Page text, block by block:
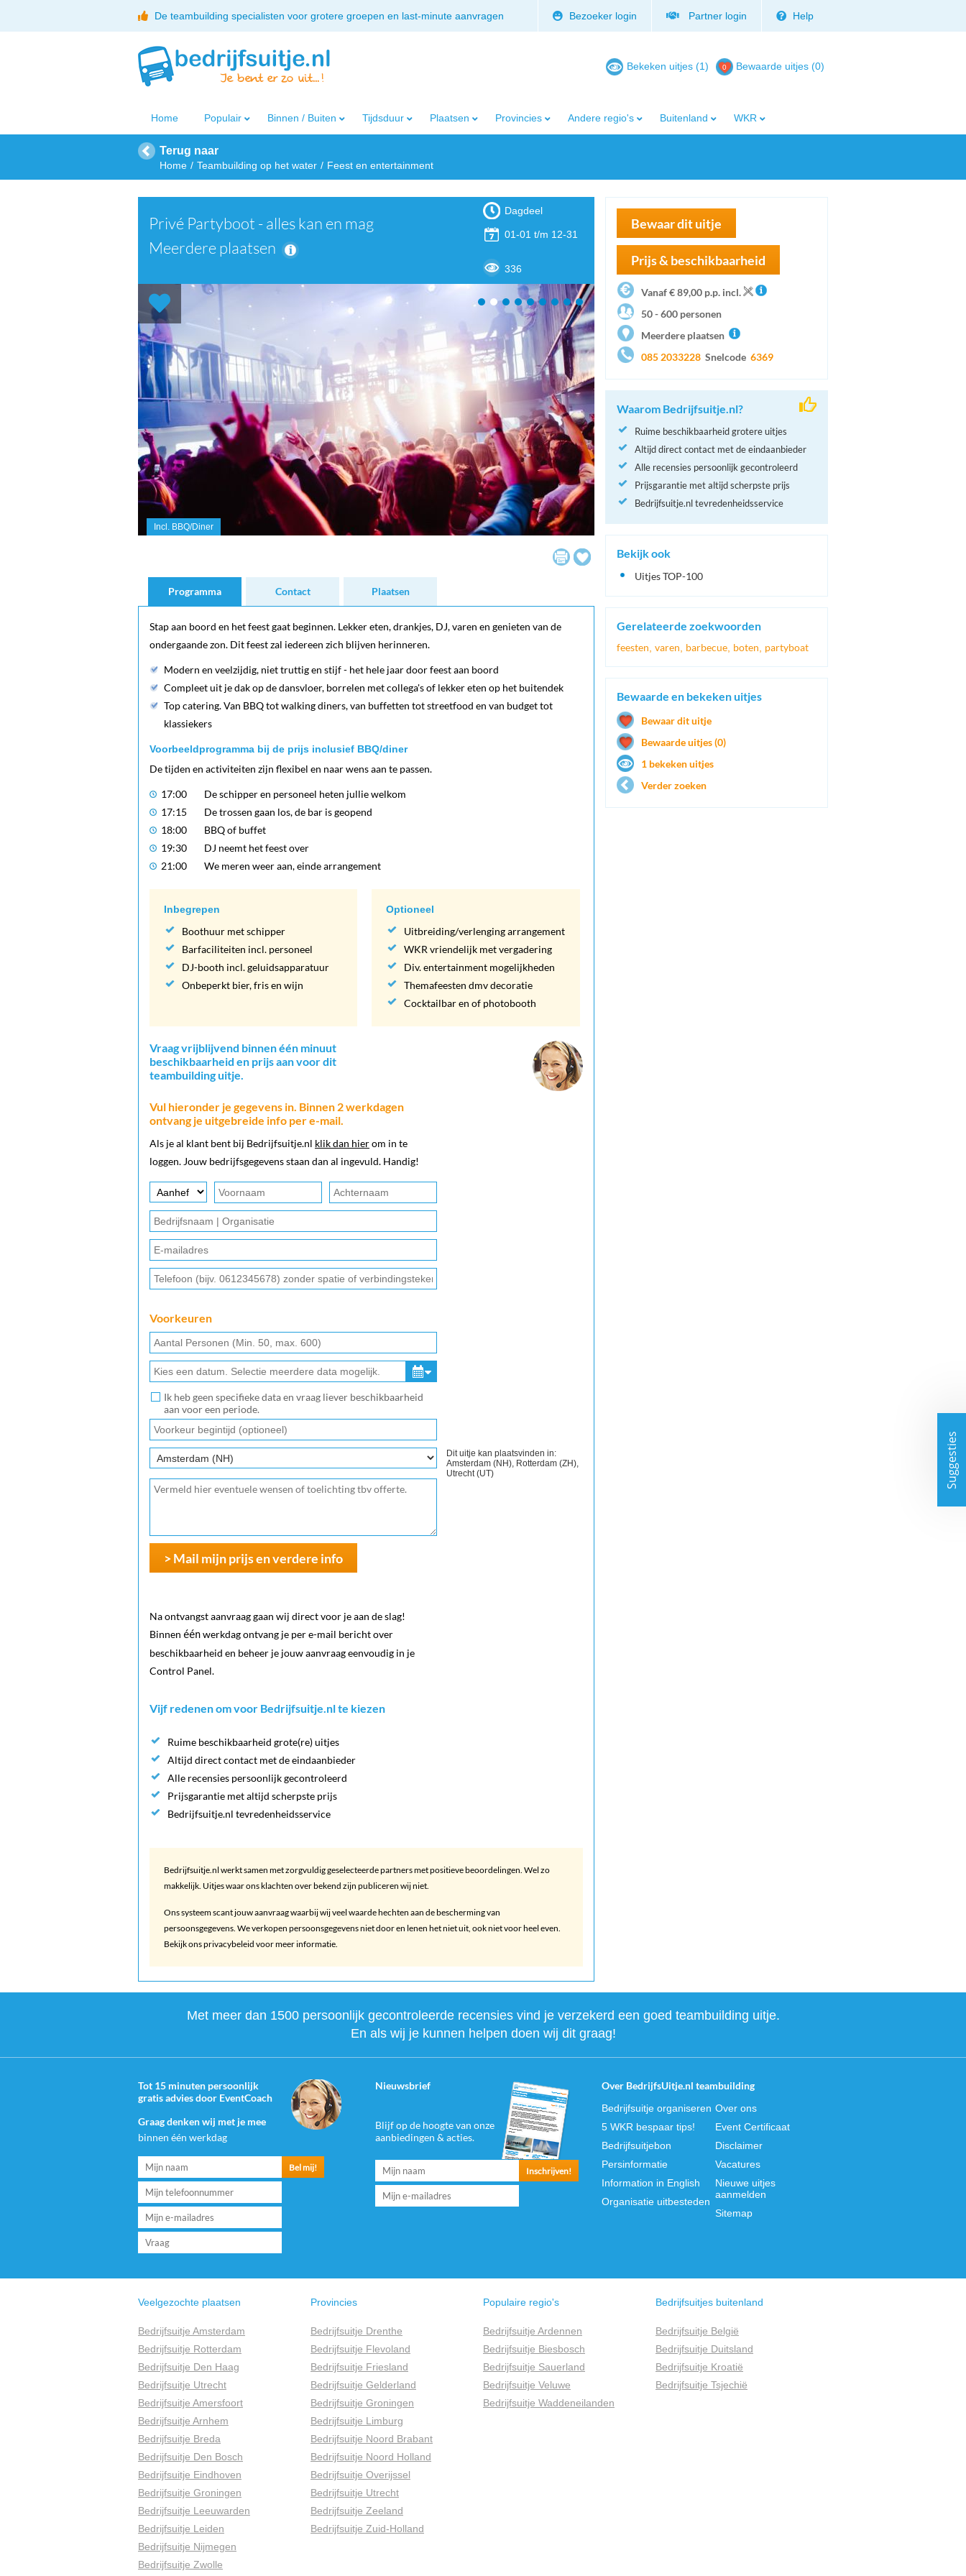
De teambuilding specialisten voor grotere groepen en last-minute aanvragen Bezoeker login Partner login Help
Bekeken uitjes (1) Bewaarde uitjes (0)
Home Populair Binnen / Buiten Tijdsduur Plaatsen Provincies Andere regio's Buitenland WKR
Terug naar
Home Teambuilding op het water Feest en entertainment
Dagdeel
01-01 t/m 12-31
336
Privé Partyboot - alles kan en mag
Meerdere plaatsen
Incl. BBQ/Diner
Programma Contact Plaatsen
Stap aan boord en het feest gaat beginnen. Lekker eten, drankjes, DJ, varen en genieten van de
ondergaande zon. Dit feest zal iedereen zich blijven herinneren.
Modern en veelzijdig, niet truttig en stijf - het hele jaar door feest aan boord
Compleet uit je dak op de dansvloer, borrelen met collega's of lekker eten op het buitendek
Top catering. Van BBQ tot walking diners, van buffetten tot streetfood en van budget tot
klassiekers
Voorbeeldprogramma bij de prijs inclusief BBQ/diner
De tijden en activiteiten zijn flexibel en naar wens aan te passen.
17:00
De schipper en personeel heten jullie welkom
17:15
De trossen gaan los, de bar is geopend
18:00
BBQ of buffet
19:30
DJ neemt het feest over
21:00
We meren weer aan, einde arrangement
Inbegrepen
Boothuur met schipper
Barfaciliteiten incl. personeel
DJ-booth incl. geluidsapparatuur
Onbeperkt bier, fris en wijn
Optioneel
Uitbreiding/verlenging arrangement
WKR vriendelijk met vergadering
Div. entertainment mogelijkheden
Themafeesten dmv decoratie
Cocktailbar en of photobooth
Vraag vrijblijvend binnen één minuut
beschikbaarheid en prijs aan voor dit
teambuilding uitje.
Vul hieronder je gegevens in. Binnen 2 werkdagen
ontvang je uitgebreide info per e-mail.
Als je al klant bent bij Bedrijfsuitje.nl klik dan hierom in te
loggen. Jouw bedrijfsgegevens staan dan al ingevuld. Handig!
Voorkeuren
Ik heb geen specifieke data en vraag liever beschikbaarheid
aan voor een periode.
Dit uitje kan plaatsvinden in:
Amsterdam (NH), Rotterdam (ZH),
Utrecht (UT)
> Mail mijn prijs en verdere info
Na ontvangst aanvraag gaan wij direct voor je aan de slag!
Binnen éénwerkdag ontvang je per e-mail bericht over
beschikbaarheid en beheer je jouw aanvraag eenvoudig in je
Control Panel.
Vijf redenen om voor Bedrijfsuitje.nl te kiezen
Ruime beschikbaarheid grote(re) uitjes
Altijd direct contact met de eindaanbieder
Alle recensies persoonlijk gecontroleerd
Prijsgarantie met altijd scherpste prijs
Bedrijfsuitje.nl tevredenheidsservice
Bedrijfsuitje.nl werkt samen met zorgvuldig geselecteerde partners met positieve beoordelingen. Wel zo
makkelijk. Uitjes waar ons klachten over bekend zijn publiceren wij niet.
Ons systeem scant jouw aanvraag waarbij wij veel waarde hechten aan de bescherming van
persoonsgegevens. We verkopen persoonsgegevens niet door en lenen het niet uit, ook niet voor heel even.
Bekijk ons privacybeleid voor meer informatie.
Bewaar dit uitje
Prijs & beschikbaarheid
Vanaf € 89,00 p.p. incl.
50 - 600 personen
Meerdere plaatsen
085 2033228 Snelcode 6369
Waarom Bedrijfsuitje.nl?
Ruime beschikbaarheid grotere uitjes
Altijd direct contact met de eindaanbieder
Alle recensies persoonlijk gecontroleerd
Prijsgarantie met altijd scherpste prijs
Bedrijfsuitje.nl tevredenheidsservice
Bekijk ook
Uitjes TOP-100
Gerelateerde zoekwoorden
feesten varen barbecue boten partyboat
Bewaarde en bekeken uitjes
Bewaar dit uitje
Bewaarde uitjes (0)
1 bekeken uitjes
Verder zoeken
Met meer dan 1500 persoonlijk gecontroleerde recensies vind je verzekerd een goed teambuilding uitje.
En als wij je kunnen helpen doen wij dit graag!
Tot 15 minuten persoonlijk
gratis advies door EventCoach
Graag denken wij met je mee
binnen één werkdag
Nieuwsbrief
Blijf op de hoogte van onze
aanbiedingen & acties.
Over BedrijfsUitje.nl teambuilding
Bedrijfsuitje organiseren
5 WKR bespaar tips!
Bedrijfsuitjebon
Persinformatie
Information in English
Organisatie uitbesteden
Over ons
Event Certificaat
Disclaimer
Vacatures
Nieuwe uitjes
aanmelden
Sitemap
Veelgezochte plaatsen
Bedrijfsuitje Amsterdam
Bedrijfsuitje Rotterdam
Bedrijfsuitje Den Haag
Bedrijfsuitje Utrecht
Bedrijfsuitje Amersfoort
Bedrijfsuitje Arnhem
Bedrijfsuitje Breda
Bedrijfsuitje Den Bosch
Bedrijfsuitje Eindhoven
Bedrijfsuitje Groningen
Bedrijfsuitje Leeuwarden
Bedrijfsuitje Leiden
Bedrijfsuitje Nijmegen
Bedrijfsuitje Zwolle
Provincies
Bedrijfsuitje Drenthe
Bedrijfsuitje Flevoland
Bedrijfsuitje Friesland
Bedrijfsuitje Gelderland
Bedrijfsuitje Groningen
Bedrijfsuitje Limburg
Bedrijfsuitje Noord Brabant
Bedrijfsuitje Noord Holland
Bedrijfsuitje Overijssel
Bedrijfsuitje Utrecht
Bedrijfsuitje Zeeland
Bedrijfsuitje Zuid-Holland
Populaire regio's
Bedrijfsuitje Ardennen
Bedrijfsuitje Biesbosch
Bedrijfsuitje Sauerland
Bedrijfsuitje Veluwe
Bedrijfsuitje Waddeneilanden
Bedrijfsuitjes buitenland
Bedrijfsuitje België
Bedrijfsuitje Duitsland
Bedrijfsuitje Kroatië
Bedrijfsuitje Tsjechië
Suggesties